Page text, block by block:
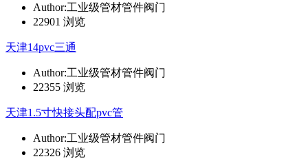
Author:工业级管材管件阀门
22901 浏览
天津14pvc三通
Author:工业级管材管件阀门
22355 浏览
天津1.5寸快接头配pvc管
Author:工业级管材管件阀门
22326 浏览